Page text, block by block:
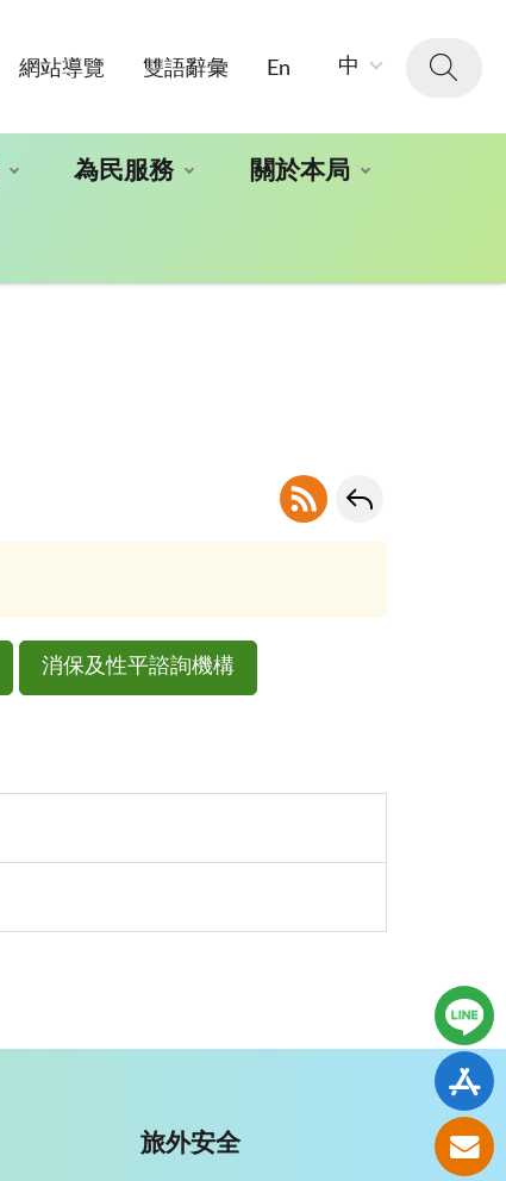
網站導覽 雙語辭彙 En 中
為民服務 關於本局
消保及性平諮詢機構
旅外安全